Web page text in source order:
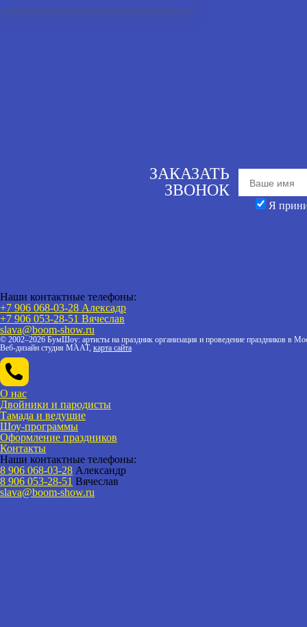
ЗАКАЗАТЬ
ЗВОНОК
Я
Наши контактные телефоны:
+7 906 068-03-28 Алексадр
+7 906 053-28-51 Вячеслав
slava@boom-show.ru
© 2002–2026 БумШоу: артисты на праздник организация и проведение праздников в
Веб-дизайн студия МААТ, карта сайта
О нас
Двойники и пародисты
Тамада и ведущие
Шоу-программы
Оформление праздников
Контакты
Наши контактные телефоны:
8 906 068-03-28 Александр
8 906 053-28-51 Вячеслав
slava@boom-show.ru